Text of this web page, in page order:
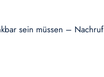
sein müssen – Nachruf